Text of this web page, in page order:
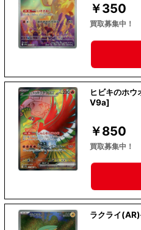
￥350
買取募集中！
ヒビキのホ
V9a]
￥850
買取募集中！
ラクライ